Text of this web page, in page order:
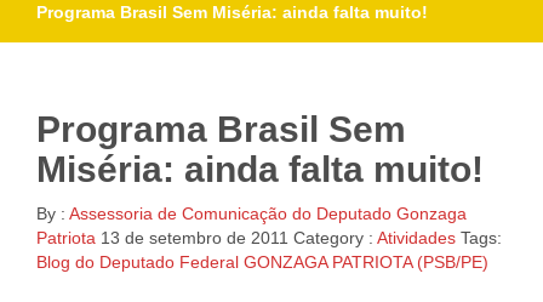
Programa Brasil Sem Miséria: ainda falta muito!
Programa Brasil Sem
Miséria: ainda falta muito!
By : Assessoria de Comunicação do Deputado Gonzaga
Patriota 13 de setembro de 2011 Category : Atividades Tags:
Blog do Deputado Federal GONZAGA PATRIOTA (PSB/PE)